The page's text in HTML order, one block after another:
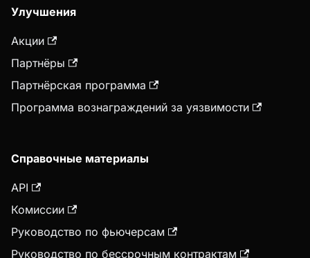
Улучшения
Акции
Партнёры
Партнёрская программа
Программа вознаграждений за уязвимости
Справочные материалы
API
Комиссии
Руководство по фьючерсам
Руководство по бессрочным контрактам